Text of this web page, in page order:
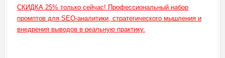
СКИДКА 25% только сейчас! Профессиональный набор
промптов для SEO-аналитики, стратегического мышления и
внедрения выводов в реальную практику.